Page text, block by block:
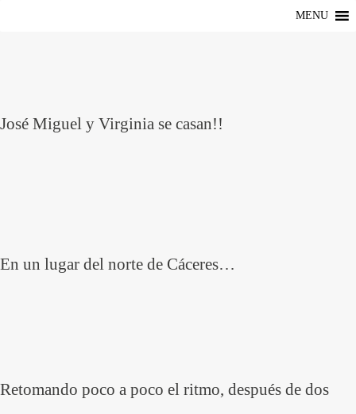
MENU
José Miguel y Virginia se casan!!
En un lugar del norte de Cáceres…
Retomando poco a poco el ritmo, después de dos